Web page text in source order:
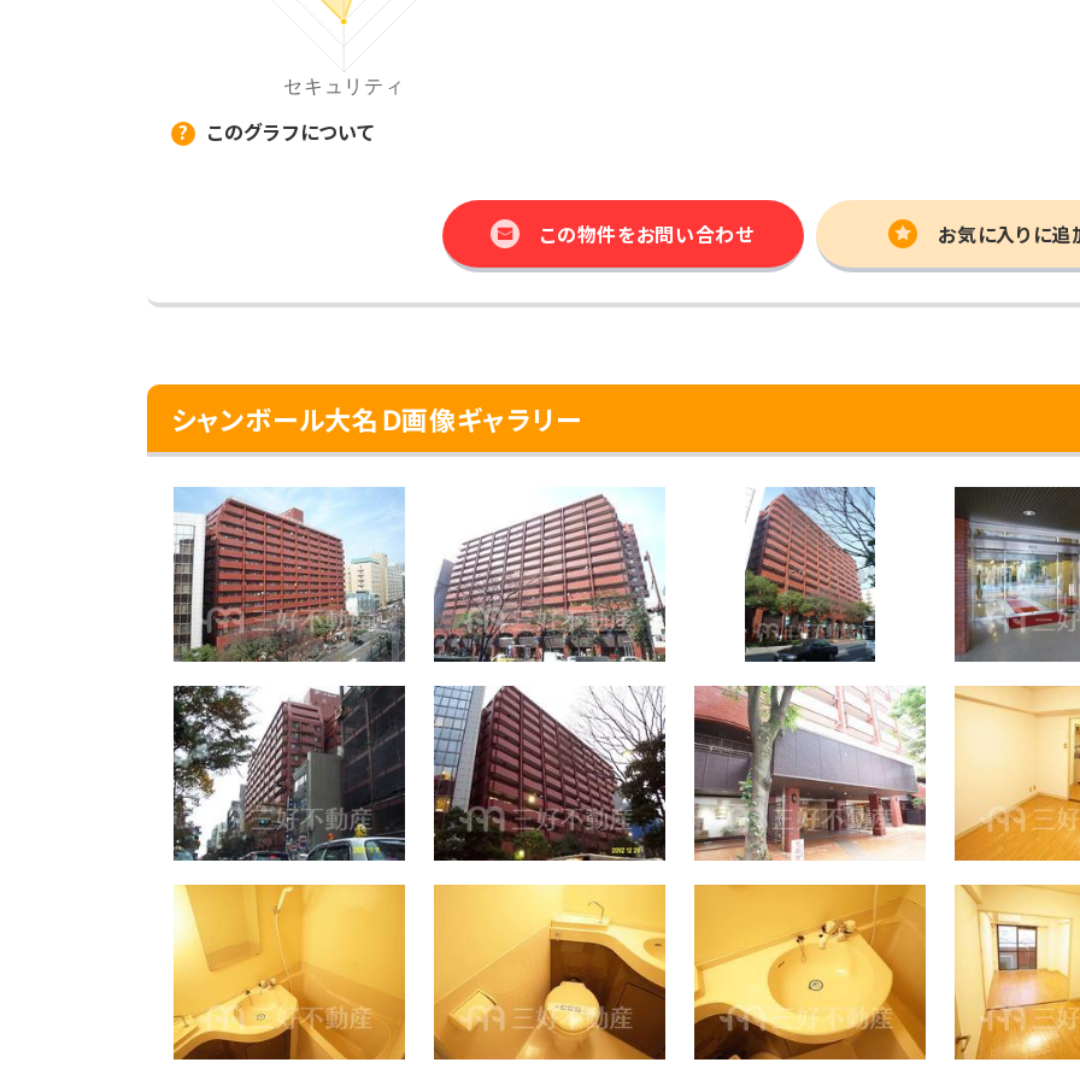
このグラフについて
この物件をお問い合わせ お気に入りに追
シャンボール大名Ｄ画像ギャラリー